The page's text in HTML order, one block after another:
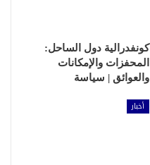
كونفدرالية دول الساحل:
المحفزات والإمكانات
والعوائق | سياسة
أخبار